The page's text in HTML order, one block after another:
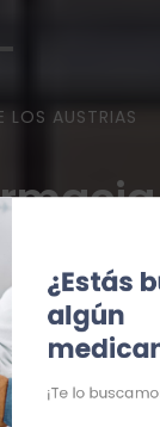
LOS AUSTRIAS
¿Estás
algún
¡Te lo